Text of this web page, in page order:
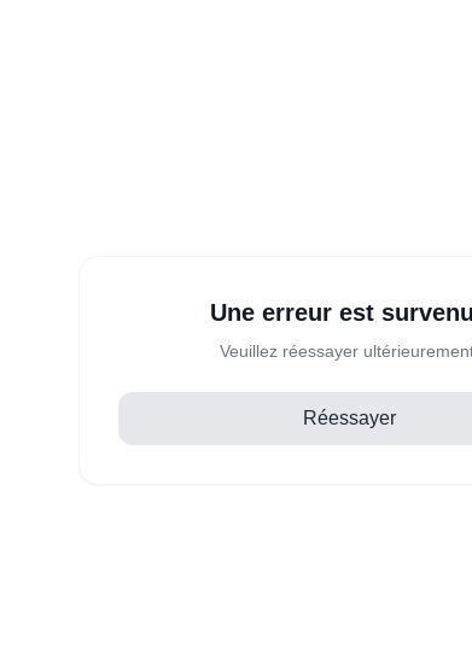
Une erreur est
Veuillez réessayer
Réessayer